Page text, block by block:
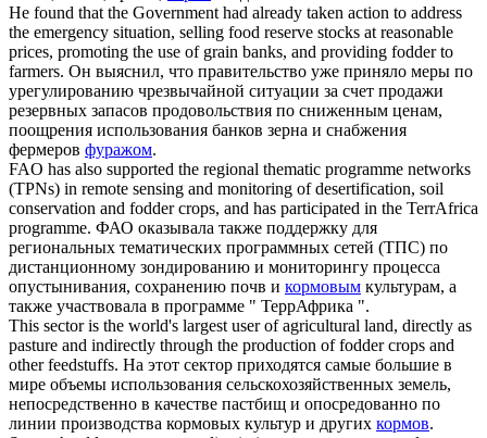
He found that the Government had already taken action to address
the emergency situation, selling food reserve stocks at reasonable
prices, promoting the use of grain banks, and providing fodderto
farmers. Он выяснил, что правительство уже приняло меры по
урегулированию чрезвычайной ситуации за счет продажи
резервных запасов продовольствия по сниженным ценам,
поощрения использования банков зерна и снабжения
фермеров фуражом.
FAO has also supported the regional thematic programme networks
(TPNs) in remote sensing and monitoring of desertification, soil
conservation and foddercrops, and has participated in the TerrAfrica
programme. ФАО оказывала также поддержку для
региональных тематических программных сетей (ТПС) по
дистанционному зондированию и мониторингу процесса
опустынивания, сохранению почв и кормовым культурам, а
также участвовала в программе " ТеррАфрика ".
This sector is the world's largest user of agricultural land, directly as
pasture and indirectly through the production offoddercrops and
other feedstuffs. На этот сектор приходятся самые большие в
мире объемы использования сельскохозяйственных земель,
непосредственно в качестве пастбищ и опосредованно по
линии производства кормовых культур и других кормов.